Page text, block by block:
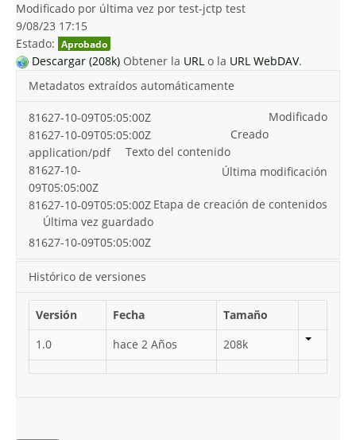
Modificado por última vez por test-jctp test
9/08/23 17:15
Estado: Aprobado
Descargar (208k) Obtener la URL o la URL WebDAV.
Metadatos extraídos automáticamente
Modificado
81627-10-09T05:05:00Z
Creado
81627-10-09T05:05:00Z
Texto del contenido
application/pdf
Última modificación
81627-10-
09T05:05:00Z
Etapa de creación de contenidos
81627-10-09T05:05:00Z
Última vez guardado
81627-10-09T05:05:00Z
Histórico de versiones
Versión Fecha
Tamaño
1.0
hace 2 Años 208k